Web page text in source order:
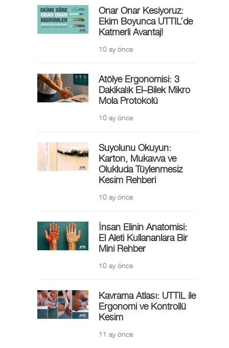
Onar Onar Kesiyoruz:
Ekim Boyunca UTTIL’de
Katmerli Avantaj!
10 ay önce
Atölye Ergonomisi: 3
Dakikalık El–Bilek Mikro
Mola Protokolü
10 ay önce
Suyolunu Okuyun:
Karton, Mukavva ve
Olukluda Tüylenmesiz
Kesim Rehberi
10 ay önce
İnsan Elinin Anatomisi:
El Aleti Kullananlara Bir
Mini Rehber
10 ay önce
Kavrama Atlası: UTTIL ile
Ergonomi ve Kontrollü
Kesim
11 ay önce